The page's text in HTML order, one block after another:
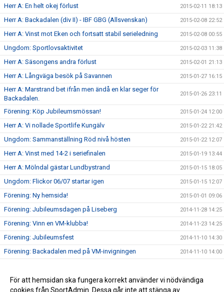
Herr A: En helt okej förlust 2015-02-11 18:13
Herr A: Backadalen (div II) - IBF GBG (Allsvenskan) 2015-02-08 22:52
Herr A: Vinst mot Eken och fortsatt stabil serieledning 2015-02-08 00:55
Ungdom: Sportlovsaktivitet 2015-02-03 11:38
Herr A: Säsongens andra förlust 2015-02-01 21:13
Herr A: Långväga besök på Savannen 2015-01-27 16:15
Herr A: Marstrand bet ifrån men ändå en klar seger för
Backadalen.
2015-01-26 23:11
Förening: Köp Jubileumsmössan! 2015-01-24 12:00
Herr A: Vi nollade Sportlife Kungälv 2015-01-22 21:42
Ungdom: Sammanställning Röd nivå hösten 2015-01-22 12:07
Herr A: Vinst med 14-2 i seriefinalen 2015-01-19 13:44
Herr A: Mölndal gästar Lundbystrand 2015-01-15 18:05
Ungdom: Flickor 06/07 startar igen 2015-01-15 12:07
Förening: Ny hemsida! 2015-01-01 09:06
Förening: Jubileumsdagen på Liseberg 2014-11-28 14:25
Förening: Vinn en VM-klubba! 2014-11-23 14:25
Förening: Jubileumsfest 2014-11-10 14:30
Förening: Backadalen med på VM-invigningen 2014-11-10 14:00
Förening: Enjoyguiden snart här! 2014-10-22 14:37
För att hemsidan ska fungera korrekt använder vi nödvändiga
cookies från SportAdmin. Dessa går inte att stänga av.